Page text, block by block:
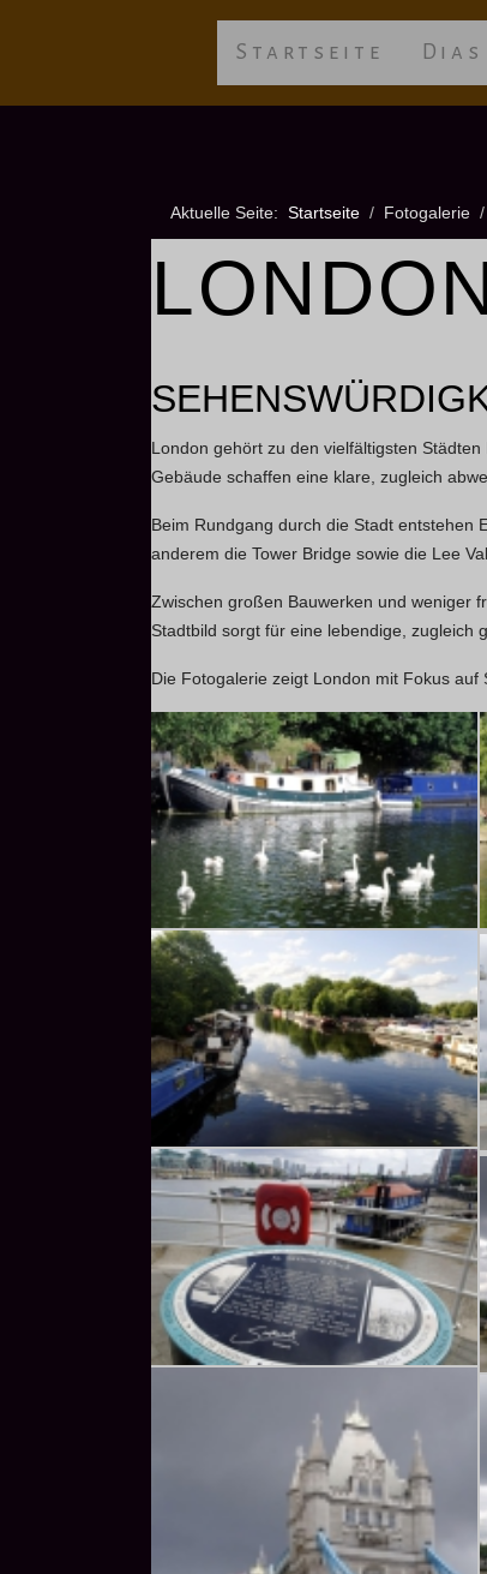
Startseite Dias
Aktuelle Seite: Startseite Fotogalerie
London gehört zu den vielfältigsten
Gebäude schaffen eine klare, zugleich
Beim Rundgang durch die Stadt entstehen
anderem die Tower Bridge sowie die Lee
Zwischen großen Bauwerken und weniger
Stadtbild sorgt für eine lebendige, zugleich
Die Fotogalerie zeigt London mit Fokus auf